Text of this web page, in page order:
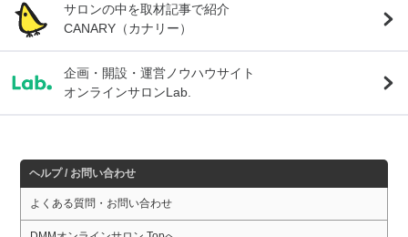
サロンの中を取材記事で紹介
CANARY（カナリー）
企画・開設・運営ノウハウサイト
オンラインサロンLab.
ヘルプ / お問い合わせ
よくある質問・お問い合わせ